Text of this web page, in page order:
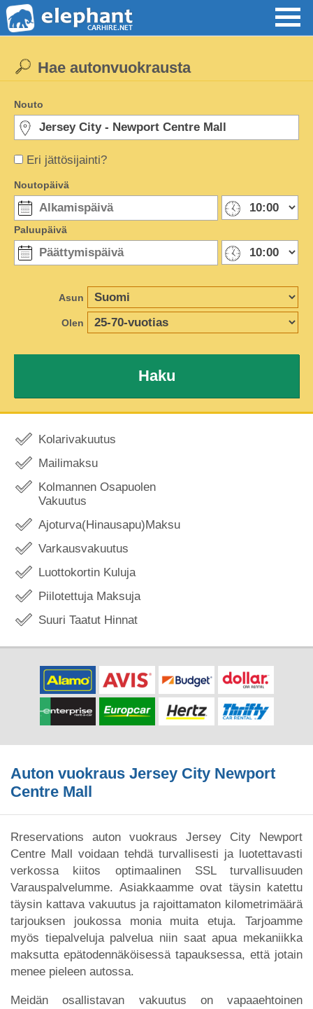
Eri jättösijainti?
Hae autonvuokrausta
Nouto
Noutopäivä
Paluupäivä
Asun
Olen
Haku
Kolarivakuutus
Mailimaksu
Kolmannen Osapuolen
Vakuutus
Ajoturva(Hinausapu)Maksu
Varkausvakuutus
Luottokortin Kuluja
Piilotettuja Maksuja
Suuri Taatut Hinnat
Auton vuokraus Jersey City Newport
Centre Mall
Rreservations auton vuokraus Jersey City Newport
Centre Mall voidaan tehdä turvallisesti ja luotettavasti
verkossa kiitos optimaalinen SSL turvallisuuden
Varauspalvelumme. Asiakkaamme ovat täysin katettu
täysin kattava vakuutus ja rajoittamaton kilometrimäärä
tarjouksen joukossa monia muita etuja. Tarjoamme
myös tiepalveluja palvelua niin saat apua mekaniikka
maksutta epätodennäköisessä tapauksessa, että jotain
menee pieleen autossa.
Meidän osallistavan vakuutus on vapaaehtoinen